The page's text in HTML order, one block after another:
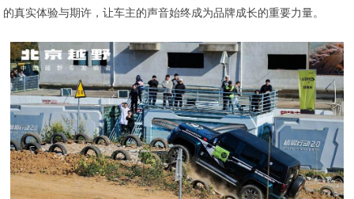
的真实体验与期许，让车主的声音始终成为品牌成长的重要力量。